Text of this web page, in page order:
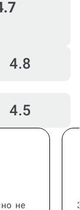
4.8
4.5
не